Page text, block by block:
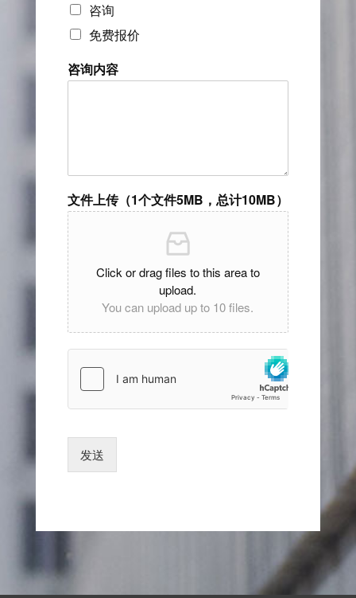
咨询
免费报价
咨询内容
文件上传（1个文件5MB，总计10MB）
Click or drag files to this area to
upload.
You can upload up to 10 files.
发送